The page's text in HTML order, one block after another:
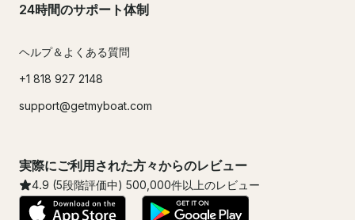
24時間のサポート体制
ヘルプ＆よくある質問
+1 818 927 2148
support@getmyboat.com
実際にご利用された方々からのレビュー
4.9 (5段階評価中) 500,000件以上のレビュー